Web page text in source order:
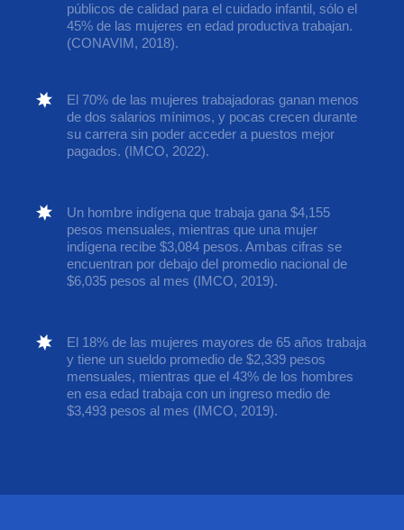
públicos de calidad para el cuidado infantil, sólo el
45% de las mujeres en edad productiva trabajan.
(CONAVIM, 2018).
El 70% de las mujeres trabajadoras ganan menos
de dos salarios mínimos, y pocas crecen durante
su carrera sin poder acceder a puestos mejor
pagados. (IMCO, 2022).
Un hombre indígena que trabaja gana $4,155
pesos mensuales, mientras que una mujer
indígena recibe $3,084 pesos. Ambas cifras se
encuentran por debajo del promedio nacional de
$6,035 pesos al mes (IMCO, 2019).
El 18% de las mujeres mayores de 65 años trabaja
y tiene un sueldo promedio de $2,339 pesos
mensuales, mientras que el 43% de los hombres
en esa edad trabaja con un ingreso medio de
$3,493 pesos al mes (IMCO, 2019).